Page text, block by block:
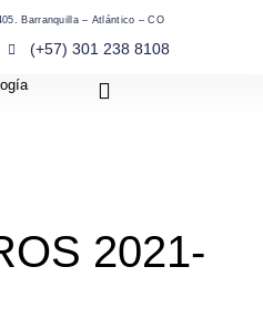
Barranquilla – Atlántico – CO
(+57) 301 238 8108
2021-